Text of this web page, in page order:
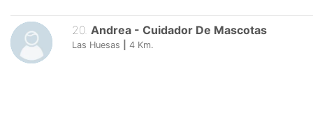
20. Andrea - Cuidador De Mascotas
Las Huesas 4 Km.